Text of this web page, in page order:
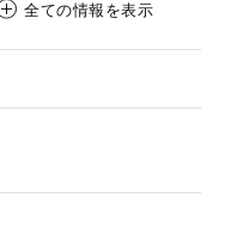
全ての情報を表示